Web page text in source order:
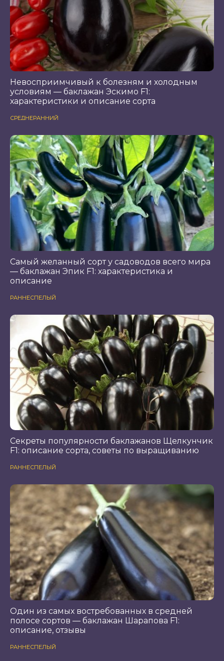
Невосприимчивый к болезням и холодным
условиям — баклажан Эскимо F1:
характеристики и описание сорта
СРЕДНЕРАННИЙ
Самый желанный сорт у садоводов всего мира
— баклажан Эпик F1: характеристика и
описание
РАННЕСПЕЛЫЙ
Секреты популярности баклажанов Щелкунчик
F1: описание сорта, советы по выращиванию
РАННЕСПЕЛЫЙ
Один из самых востребованных в средней
полосе сортов — баклажан Шарапова F1:
описание, отзывы
РАННЕСПЕЛЫЙ